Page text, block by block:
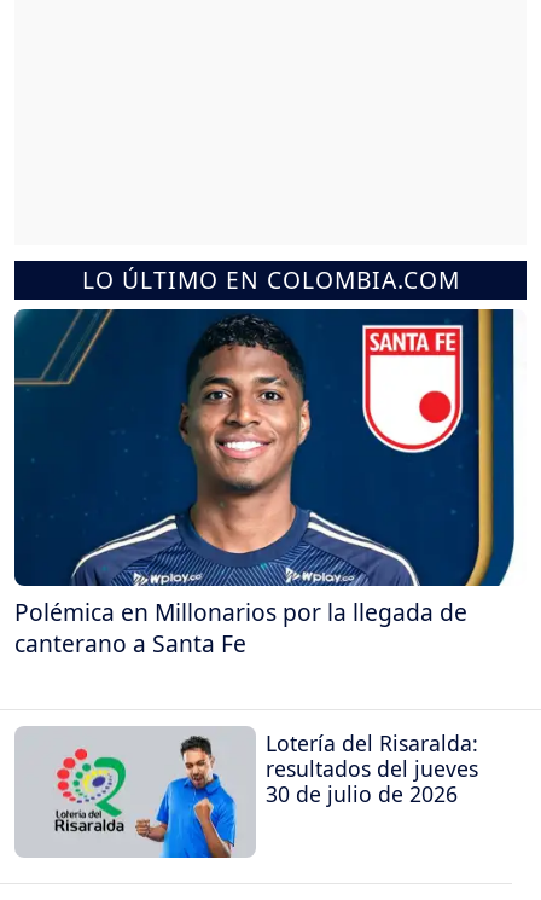
LO ÚLTIMO EN COLOMBIA.COM
Polémica en Millonarios por la llegada de
canterano a Santa Fe
Lotería del Risaralda:
resultados del jueves
30 de julio de 2026